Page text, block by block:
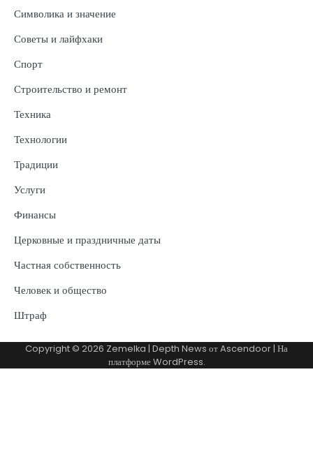
Символика и значение
Советы и лайфхаки
Спорт
Строительство и ремонт
Техника
Технологии
Традиции
Услуги
Финансы
Церковные и праздничные даты
Частная собственность
Человек и общество
Штраф
Copyright © 2026 Zemelka | Depth News отAscendoor| На
платформеWordPress.